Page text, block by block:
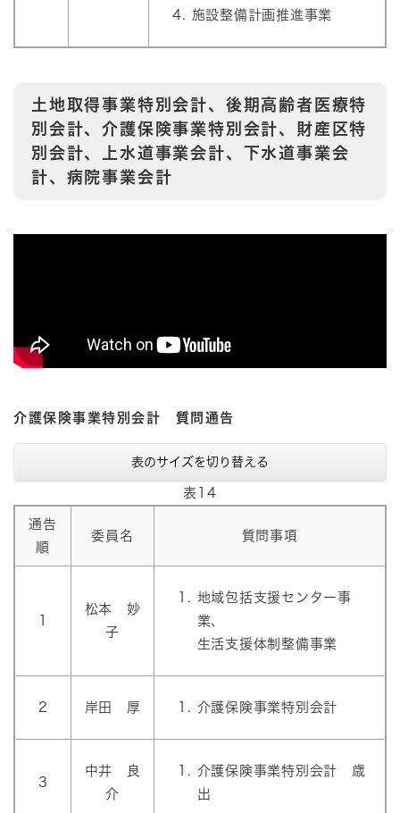
施設整備計画推進事業
土地取得事業特別会計、後期高齢者医療特
別会計、介護保険事業特別会計、財産区特
別会計、上水道事業会計、下水道事業会
計、病院事業会計
介護保険事業特別会計 質問通告
表のサイズを切り替える
表14
通告
順
委員名 質問事項
松本 妙
子
地域包括支援センター事
業、
生活支援体制整備事業
2 岸田 厚 介護保険事業特別会計
3
中井 良
介
介護保険事業特別会計 歳
出